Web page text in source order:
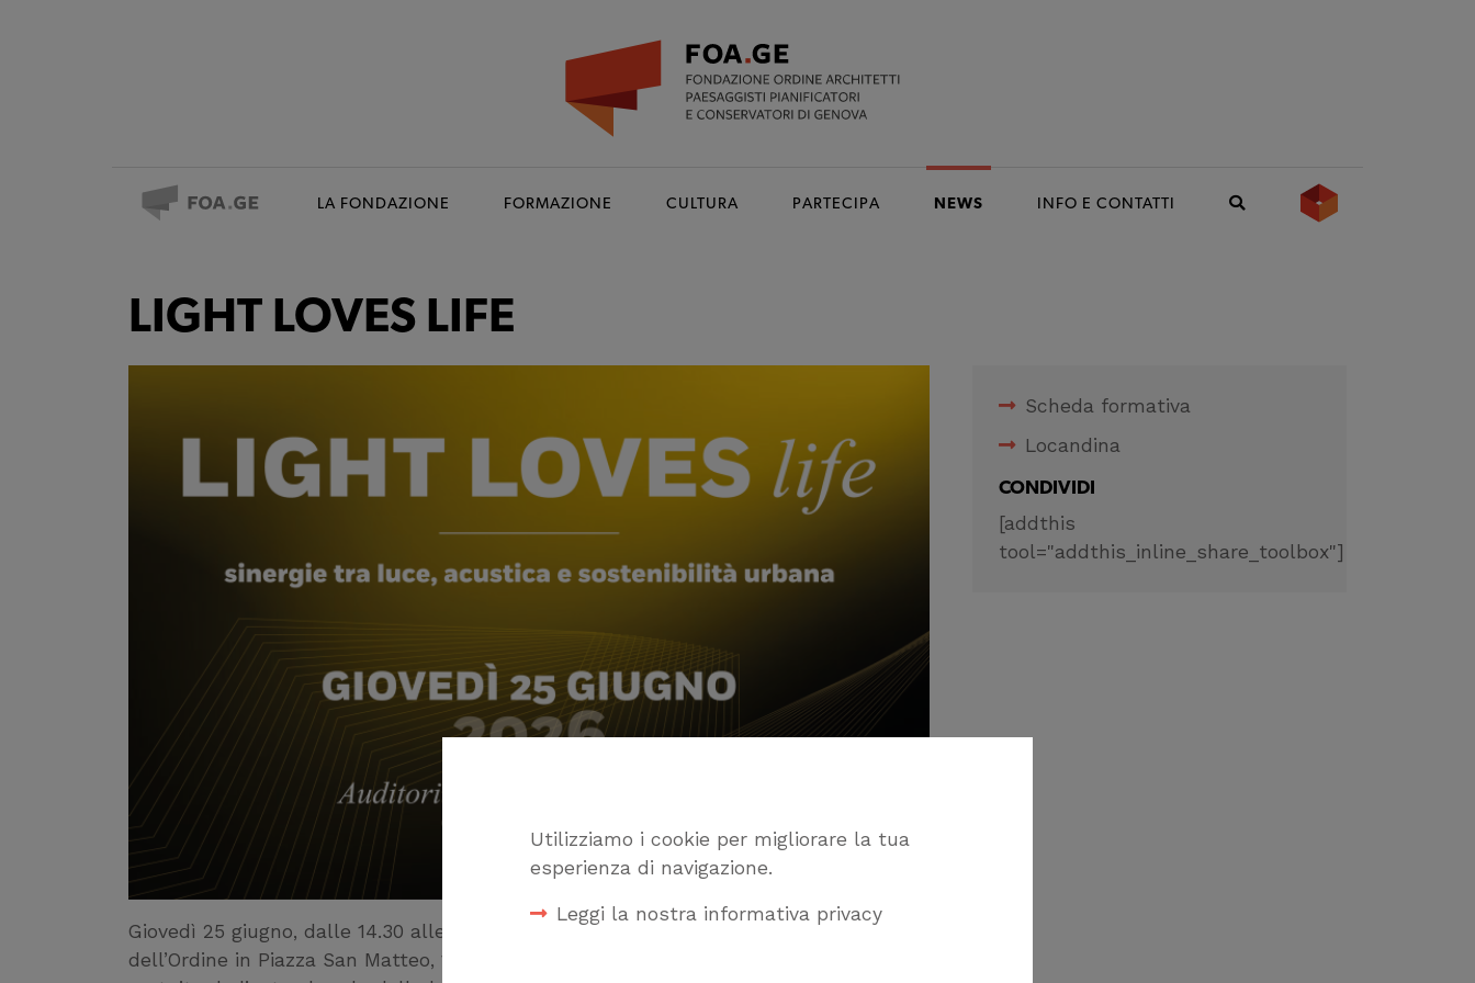
Utilizziamo i cookie per migliorare la tua
esperienza di navigazione.
Leggi la nostra informativa privacy
LA FONDAZIONE FORMAZIONE CULTURA PARTECIPA NEWS INFO E CONTATTI
LIGHT LOVES LIFE
Giovedì 25 giugno, dalle 14.30 alle 19.00, l’Auditorium Gabrielli (presso la sede
dell’Ordine in Piazza San Matteo, 18) ospiterà
Scheda formativa
Locandina
CONDIVIDI
[addthis
tool="addthis_inline_share_toolbox"]